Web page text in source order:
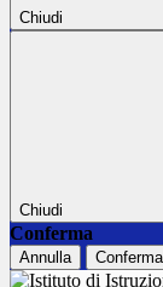
Chiudi
Chiudi
Conferma
Annulla Conferma